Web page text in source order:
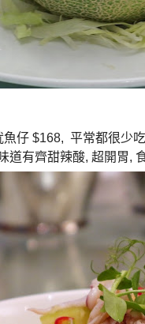
魚仔 $168, 平常都很少
道有齊甜辣酸, 超開胃,